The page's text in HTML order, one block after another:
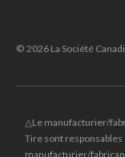
© 2026 La Société
△Le manufacturier/
Tire sont
manufacturier/